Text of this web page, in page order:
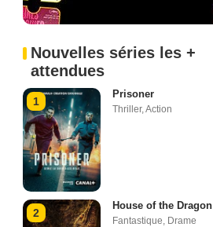
Nouvelles séries les +
attendues
1
Prisoner
Thriller, Action
2
House of the Dragon
Fantastique Drame